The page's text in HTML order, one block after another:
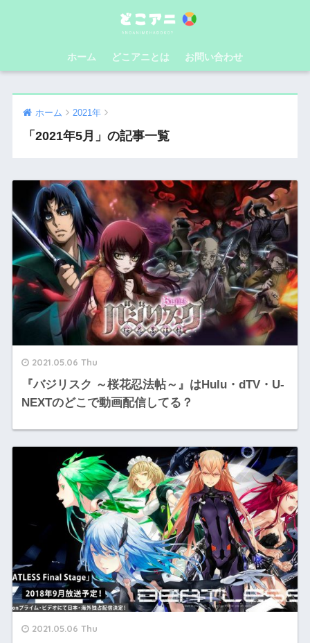
ホーム どこアニとは お問い合わせ
ホーム 2021年
「2021年5月」の記事一覧
2021.05.06 Thu
『バジリスク ～桜花忍法帖～』はHulu・dTV・U-
NEXTのどこで動画配信してる？
2021.05.06 Thu